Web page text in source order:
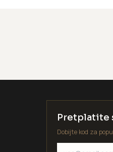
Pretplatite
Dobijte kod za